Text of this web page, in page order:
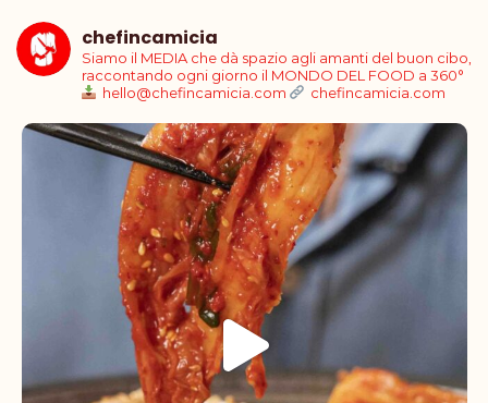
chefincamicia
Siamo il MEDIA che dà spazio agli amanti del buon cibo,
raccontando ogni giorno il MONDO DEL FOOD a 360°
hello@chefincamicia.com
chefincamicia.com